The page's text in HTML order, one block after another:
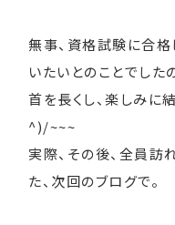
無事、資格試験に合格
いたいとのことでした
首を長くし、楽しみに
^)/~~~
実際、その後、全員訪
た、次回のブログで。